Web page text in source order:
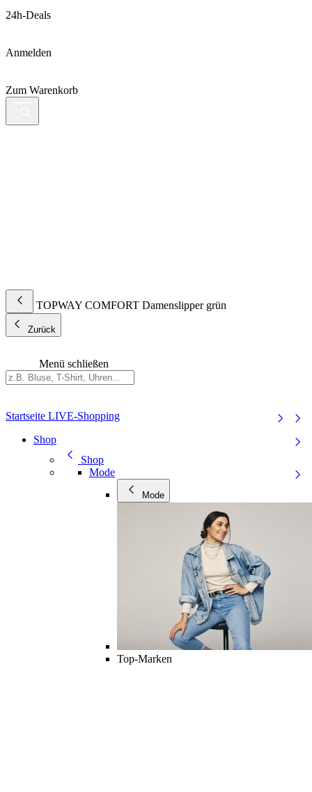
24h-Deals
Anmelden
Zum Warenkorb
TOPWAY COMFORT Damenslipper grün
Zurück
Menü schließen
Startseite LIVE-Shopping
Shop
Shop
Mode
Mode
Top-Marken